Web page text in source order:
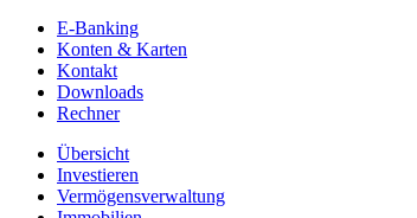
E-Banking
Konten & Karten
Kontakt
Downloads
Rechner
Übersicht
Investieren
Vermögensverwaltung